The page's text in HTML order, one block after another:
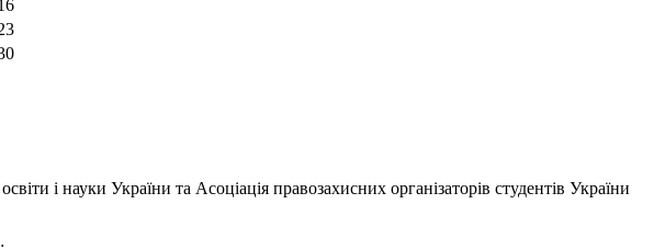
і науки України та Асоціація правозахисних організаторів студентів України